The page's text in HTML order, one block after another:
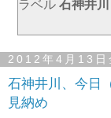
ラベル 石神井川
2012年4月13日
石神井川、今日
見納め